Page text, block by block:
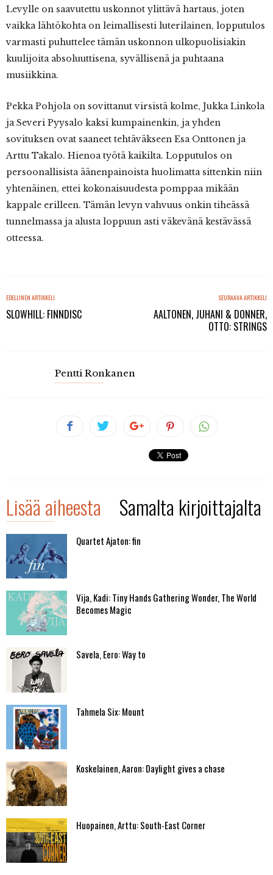
Levylle on saavutettu uskonnot ylittävä hartaus, joten
vaikka lähtökohta on leimallisesti luterilainen, lopputulos
varmasti puhuttelee tämän uskonnon ulkopuolisiakin
kuulijoita absoluuttisena, syvällisenä ja puhtaana
musiikkina.
Pekka Pohjola on sovittanut virsistä kolme, Jukka Linkola
ja Severi Pyysalo kaksi kumpainenkin, ja yhden
sovituksen ovat saaneet tehtäväkseen Esa Onttonen ja
Arttu Takalo. Hienoa työtä kaikilta. Lopputulos on
persoonallisista äänenpainoista huolimatta sittenkin niin
yhtenäinen, ettei kokonaisuudesta pomppaa mikään
kappale erilleen. Tämän levyn vahvuus onkin tiheässä
tunnelmassa ja alusta loppuun asti väkevänä kestävässä
otteessa.
EDELLINEN ARTIKKELI
SLOWHILL: FINNDISC
SEURAAVA ARTIKKELI
AALTONEN, JUHANI & DONNER,
OTTO: STRINGS
Pentti Ronkanen
Lisää aiheesta Samalta kirjoittajalta
Quartet Ajaton: fin
Vija, Kadi: Tiny Hands Gathering Wonder, The World
Becomes Magic
Savela, Eero: Way to
Tahmela Six: Mount
Koskelainen, Aaron: Daylight gives a chase
Huopainen, Arttu: South-East Corner